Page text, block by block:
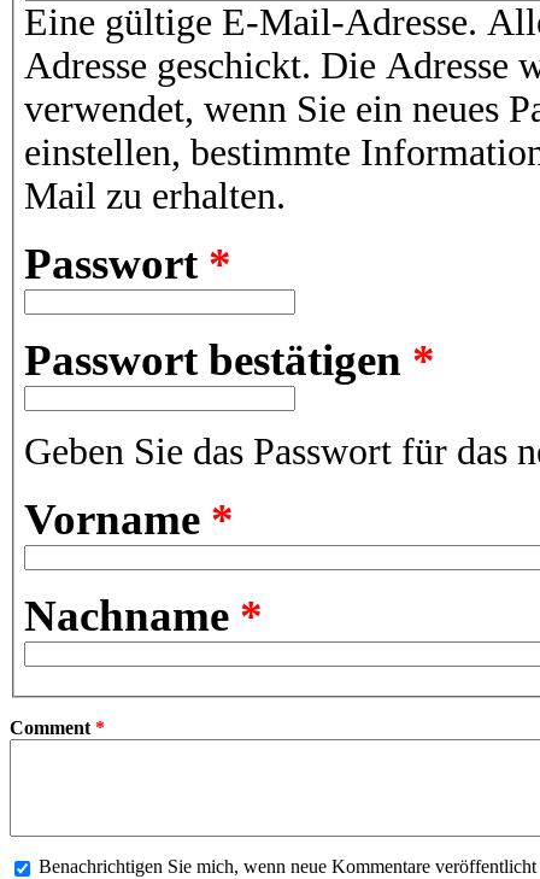
Eine gültige E-Mail-Adresse.
Adresse geschickt. Die
verwendet, wenn Sie ein neues
einstellen, bestimmte
Mail zu erhalten.
Passwort *
Passwort bestätigen *
Geben Sie das Passwort für das
Vorname *
Nachname *
Comment *
Benachrichtigen Sie mich, wenn neue Kommentare